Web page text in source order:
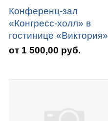
Конференц-зал
«Конгресс-холл» в
гостинице «Виктория»
от 1 500,00 руб.